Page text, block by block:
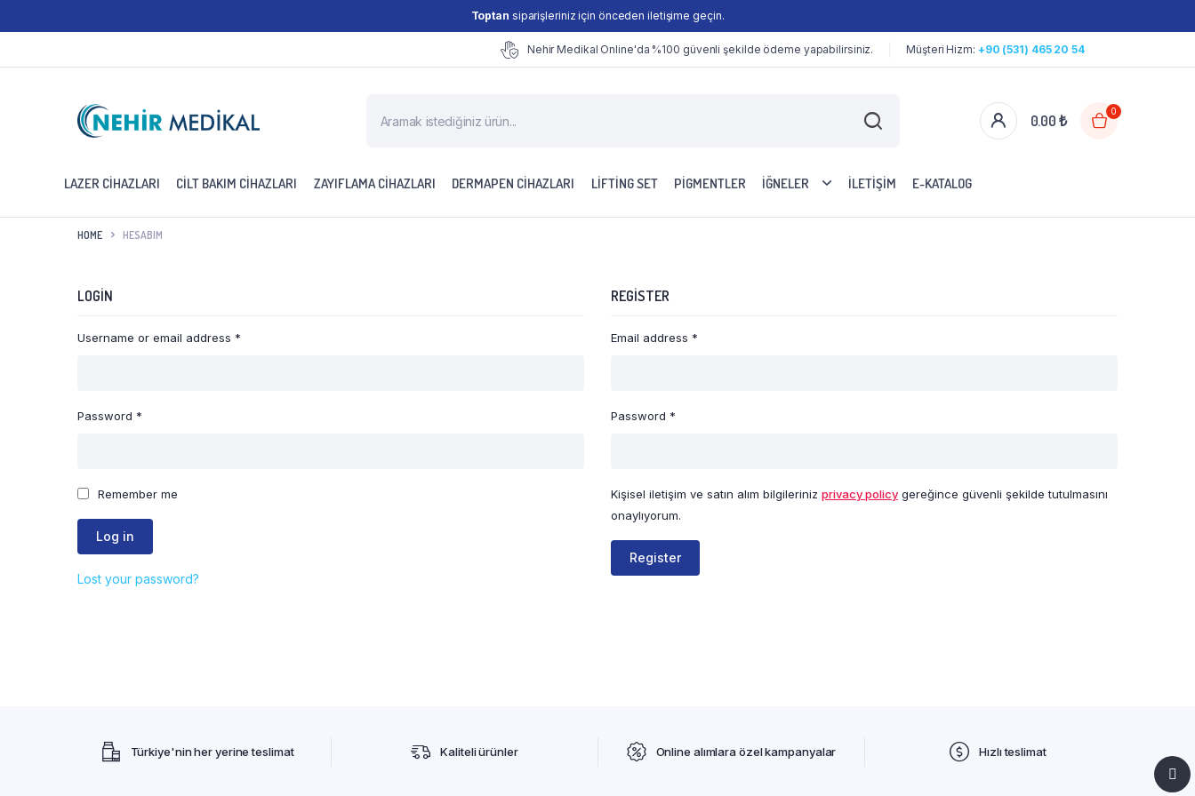
Toptan siparişleriniz için önceden iletişime geçin.
Nehir Medikal Online'da %100 güvenli şekilde ödeme yapabilirsiniz. Müşteri Hizm: +90 (531) 465 20 54
search
0.00₺
0
LAZER CİHAZLARI CİLT BAKIM CİHAZLARI ZAYIFLAMA CİHAZLARI DERMAPEN CİHAZLARI LİFTİNG SET PİGMENTLER İĞNELER İLETİŞİM E-KATALOG
HOME HESABIM
LOGIN
Username or email address *
Password *
Remember me
Log in
Lost your password?
REGISTER
Email address *
Password *
Kişisel iletişim ve satın alım bilgileriniz privacy policy gereğince güvenli şekilde tutulmasını
onaylıyorum.
Register
Türkiye'nin her yerine teslimat Kaliteli ürünler Online alımlara özel kampanyalar Hızlı teslimat